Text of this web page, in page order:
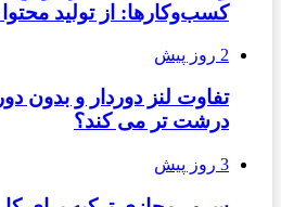
کسب‌وکارها: از تولید محتوا
2 روز پیش
تفاوت لنز دوردار و بدون
درشت تر می کند؟
3 روز پیش